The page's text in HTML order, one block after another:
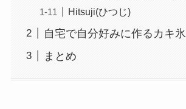
Hitsuji(ひつじ)
自宅で自分好みに作るカキ氷
まとめ